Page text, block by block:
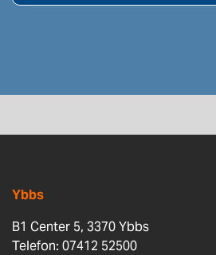
Ybbs
B1 Center 5, 3370 Ybbs
Telefon: 07412 52500